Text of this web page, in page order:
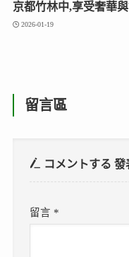
京都竹林中,享受奢華
2026-01-19
留言區
コメントする發
留言 *